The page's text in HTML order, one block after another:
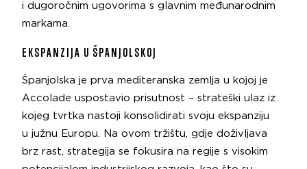
i dugoročnim ugovorima s glavnim međunarodnim
markama.
EKSPANZIJA U ŠPANJOLSKOJ
Španjolska je prva mediteranska zemlja u kojoj je
Accolade uspostavio prisutnost – strateški ulaz iz
kojeg tvrtka nastoji konsolidirati svoju ekspanziju
u južnu Europu. Na ovom tržištu, gdje doživljava
brz rast, strategija se fokusira na regije s visokim